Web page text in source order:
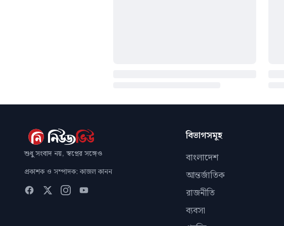
শুধু সংবাদ নয়, স্বপ্নের সঙ্গেও
প্রকাশক ও সম্পাদক: কাজল কানন
বিভাগসমূহ
বাংলাদেশ
আন্তর্জাতিক
রাজনীতি
ব্যবসা